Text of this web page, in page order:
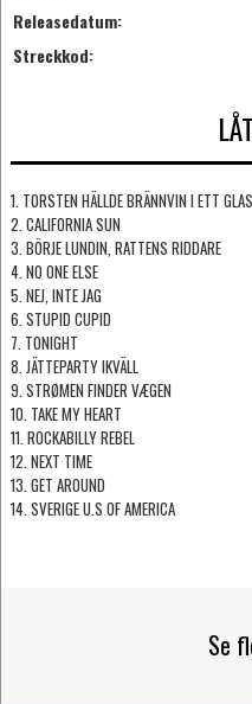
Releasedatum:
Streckkod:
1. TORSTEN HÄLLDE BRÄNNVIN I ETT GLAS
2. CALIFORNIA SUN
3. BÖRJE LUNDIN, RATTENS RIDDARE
4. NO ONE ELSE
5. NEJ, INTE JAG
6. STUPID CUPID
7. TONIGHT
8. JÄTTEPARTY IKVÄLL
9. STRØMEN FINDER VÆGEN
10. TAKE MY HEART
11. ROCKABILLY REBEL
12. NEXT TIME
13. GET AROUND
14. SVERIGE U.S OF AMERICA
Se